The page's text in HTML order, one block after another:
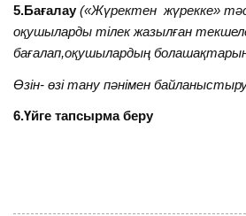
5.Бағалау(«Жүректен жүрекке»
оқушыларды тілек жазылған
бағалап,оқушылардың
Өзін- өзі тану пәнімен
6.Үйге тапсырма беру